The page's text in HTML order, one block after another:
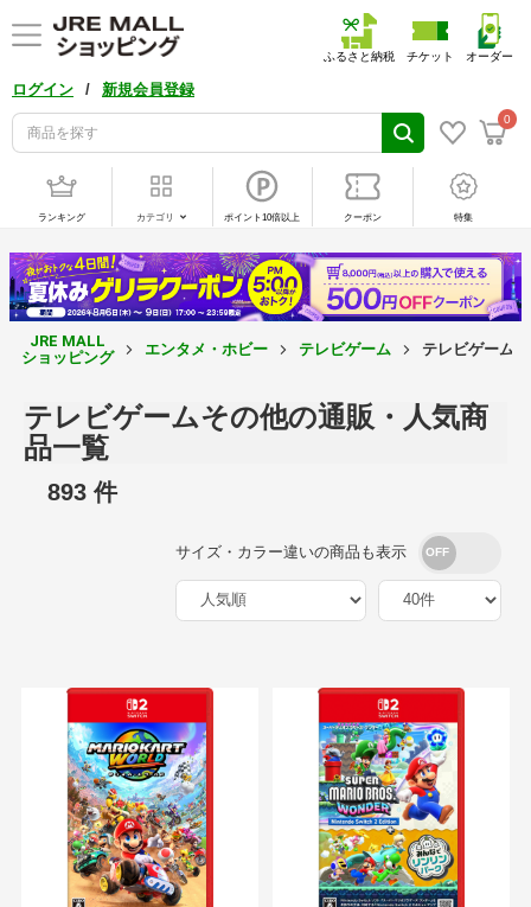
ログイン / 新規会員登録
0
ふるさと納税 チケット オーダー
ランキング カテゴリ ポイント10倍以上 クーポン 特集
JRE MALL
ショッピング
エンタメ・ホビー テレビゲーム テレビゲーム
テレビゲームその他の通販・人気商
品一覧
893 件
サイズ・カラー違いの商品も表示